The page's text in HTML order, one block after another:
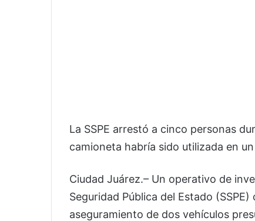
La SSPE arrestó a cinco personas
camioneta habría sido utilizada en
Ciudad Juárez.– Un operativo de
Seguridad Pública del Estado
aseguramiento de dos vehículos